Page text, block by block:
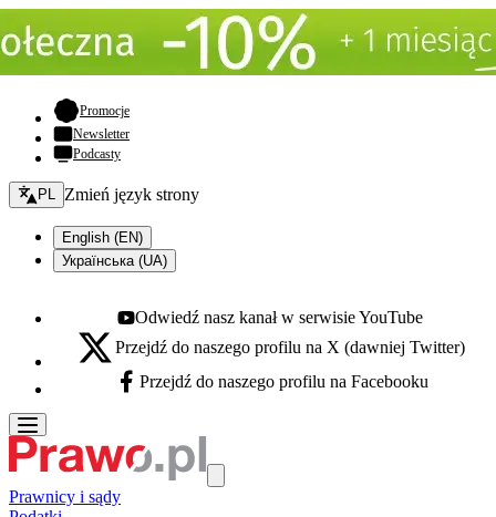
Promocje- otwiera się w nowej karcie
Newsletter
Podcasty
Zmień język - bieżący:
PL Zmień język strony
English (EN)
Українська (UA)
Youtube - otwiera się w nowej karcie
Odwiedź nasz kanał w serwisie YouTube
X - otwiera się w nowej karcie
Przejdź do naszego profilu na X (dawniej Twitter)
Facebook - otwiera się w nowej karcie
Przejdź do naszego profilu na Facebooku
Prawnicy i sądy